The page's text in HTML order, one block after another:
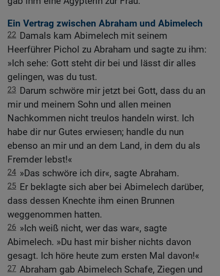
Ein Vertrag zwischen Abraham und Abimelech
22 Damals kam Abimelech mit seinem
Heerführer Pichol zu Abraham und sagte zu ihm:
»Ich sehe: Gott steht dir bei und lässt dir alles
gelingen, was du tust.
23 Darum schwöre mir jetzt bei Gott, dass du an
mir und meinem Sohn und allen meinen
Nachkommen nicht treulos handeln wirst. Ich
habe dir nur Gutes erwiesen; handle du nun
ebenso an mir und an dem Land, in dem du als
Fremder lebst!«
24 »Das schwöre ich dir«, sagte Abraham.
25 Er beklagte sich aber bei Abimelech darüber,
dass dessen Knechte ihm einen Brunnen
weggenommen hatten.
26 »Ich weiß nicht, wer das war«, sagte
Abimelech. »Du hast mir bisher nichts davon
gesagt. Ich höre heute zum ersten Mal davon!«
27 Abraham gab Abimelech Schafe, Ziegen und